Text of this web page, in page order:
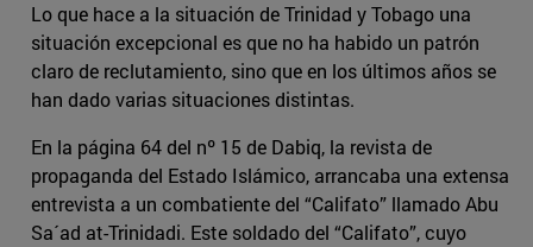
Lo que hace a la situación de Trinidad y Tobago una
situación excepcional es que no ha habido un patrón
claro de reclutamiento, sino que en los últimos años se
han dado varias situaciones distintas.
En la página 64 del nº 15 de Dabiq, la revista de
propaganda del Estado Islámico, arrancaba una extensa
entrevista a un combatiente del “Califato” llamado Abu
Sa´ad at-Trinidadi. Este soldado del “Califato”, cuyo